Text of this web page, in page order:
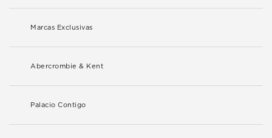
Marcas Exclusivas
Abercrombie & Kent
Palacio Contigo